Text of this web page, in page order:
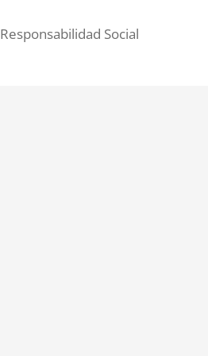
Responsabilidad Social